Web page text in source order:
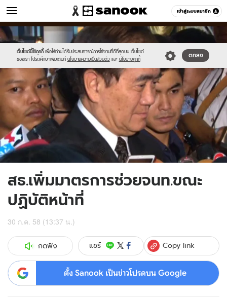
เข้าสู่ระบบสมาชิก
ข่าว หมวดอื่นๆ
เว็บไซต์นี้ใช้คุกกี้ เพื่อให้ท่านได้รับประสบการณ์การใช้งานที่ดีที่สุดบน เว็บไซต์
ของเรา โปรดศึกษาเพิ่มเติมที่ นโยบายความเป็นส่วนตัว และ นโยบายคุกกี้
ตกลง
Sanook
//s.isanook.com/sr/0/images/logo-
new-
sanook.png
600
60
//s.isanook.com/ns/0/ud/367/1839158/635636-
01.jpg
สธ.เพิ่มมาตรการช่วยจนท.ขณะ
ปฏิบัติหน้าที่
30 ก.ค. 58 (13:37 น.)
กดฟัง แชร์ Copy link
ตั้ง Sanook เป็นข่าวโปรดบน Google